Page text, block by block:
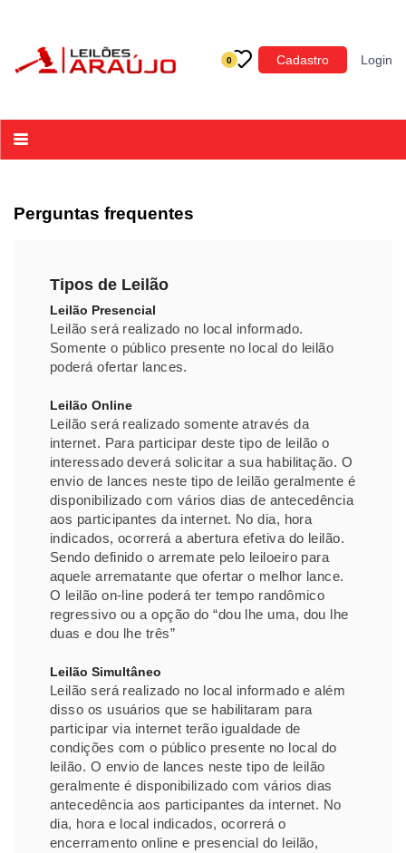
0 Cadastro Login
Categoria
Acessórios para Veículos
Perguntas frequentes
Tipos de Leilão
Leilão Presencial
Leilão será realizado no local informado.
Somente o público presente no local do leilão
poderá ofertar lances.
Leilão Online
Leilão será realizado somente através da
internet. Para participar deste tipo de leilão o
interessado deverá solicitar a sua habilitação. O
envio de lances neste tipo de leilão geralmente é
disponibilizado com vários dias de antecedência
aos participantes da internet. No dia, hora
indicados, ocorrerá a abertura efetiva do leilão.
Sendo definido o arremate pelo leiloeiro para
aquele arrematante que ofertar o melhor lance.
O leilão on-line poderá ter tempo randômico
regressivo ou a opção do “dou lhe uma, dou lhe
duas e dou lhe três”
Leilão Simultâneo
Leilão será realizado no local informado e além
disso os usuários que se habilitaram para
participar via internet terão igualdade de
condições com o público presente no local do
leilão. O envio de lances neste tipo de leilão
geralmente é disponibilizado com vários dias
antecedência aos participantes da internet. No
dia, hora e local indicados, ocorrerá o
encerramento online e presencial do leilão,